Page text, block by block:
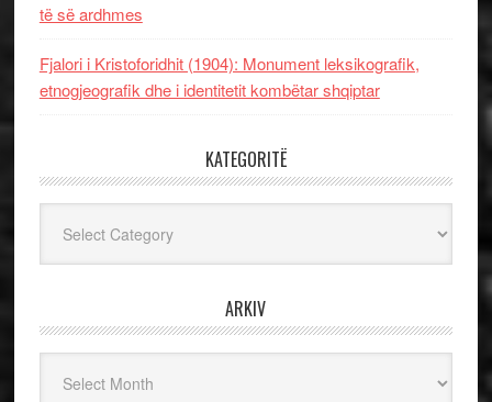
të së ardhmes
Fjalori i Kristoforidhit (1904): Monument leksikografik,
etnogjeografik dhe i identitetit kombëtar shqiptar
KATEGORITË
ARKIV